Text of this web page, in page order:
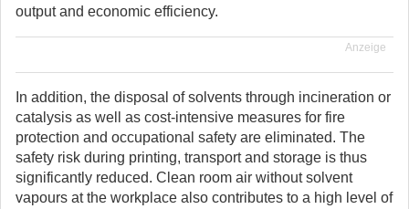
output and economic efficiency.
Anzeige
In addition, the disposal of solvents through incineration or
catalysis as well as cost-intensive measures for fire
protection and occupational safety are eliminated. The
safety risk during printing, transport and storage is thus
significantly reduced. Clean room air without solvent
vapours at the workplace also contributes to a high level of